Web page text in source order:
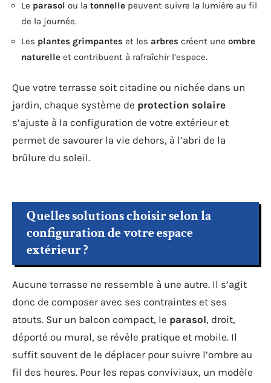
Le parasol ou la tonnelle peuvent suivre la lumière au fil
de la journée.
Les plantes grimpantes et les arbres créent une ombre
naturelle et contribuent à rafraîchir l’espace.
Que votre terrasse soit citadine ou nichée dans un
jardin, chaque système de protection solaire
s’ajuste à la configuration de votre extérieur et
permet de savourer la vie dehors, à l’abri de la
brûlure du soleil.
Quelles solutions choisir selon la
configuration de votre espace
extérieur ?
Aucune terrasse ne ressemble à une autre. Il s’agit
donc de composer avec ses contraintes et ses
atouts. Sur un balcon compact, le parasol, droit,
déporté ou mural, se révèle pratique et mobile. Il
suffit souvent de le déplacer pour suivre l’ombre au
fil des heures. Pour les repas conviviaux, un modèle